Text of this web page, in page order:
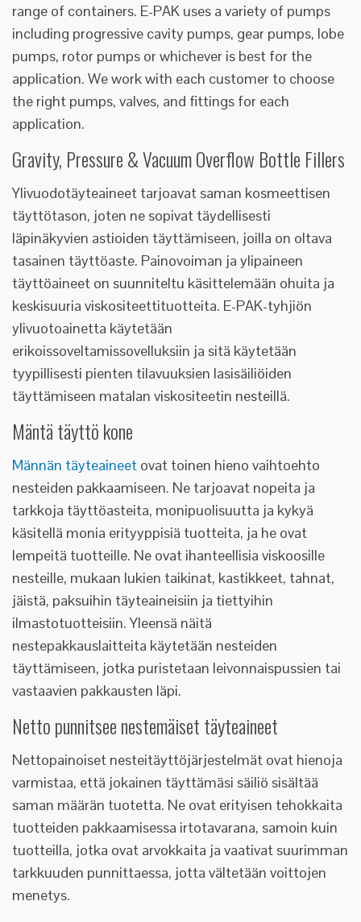
range of containers. E-PAK uses a variety of pumps
including progressive cavity pumps, gear pumps, lobe
pumps, rotor pumps or whichever is best for the
application. We work with each customer to choose
the right pumps, valves, and fittings for each
application.
Gravity, Pressure & Vacuum Overflow Bottle Fillers
Ylivuodotäyteaineet tarjoavat saman kosmeettisen
täyttötason, joten ne sopivat täydellisesti
läpinäkyvien astioiden täyttämiseen, joilla on oltava
tasainen täyttöaste. Painovoiman ja ylipaineen
täyttöaineet on suunniteltu käsittelemään ohuita ja
keskisuuria viskositeettituotteita. E-PAK-tyhjiön
ylivuotoainetta käytetään
erikoissoveltamissovelluksiin ja sitä käytetään
tyypillisesti pienten tilavuuksien lasisäiliöiden
täyttämiseen matalan viskositeetin nesteillä.
Mäntä täyttö kone
Männän täyteaineet ovat toinen hieno vaihtoehto
nesteiden pakkaamiseen. Ne tarjoavat nopeita ja
tarkkoja täyttöasteita, monipuolisuutta ja kykyä
käsitellä monia erityyppisiä tuotteita, ja he ovat
lempeitä tuotteille. Ne ovat ihanteellisia viskoosille
nesteille, mukaan lukien taikinat, kastikkeet, tahnat,
jäistä, paksuihin täyteaineisiin ja tiettyihin
ilmastotuotteisiin. Yleensä näitä
nestepakkauslaitteita käytetään nesteiden
täyttämiseen, jotka puristetaan leivonnaispussien tai
vastaavien pakkausten läpi.
Netto punnitsee nestemäiset täyteaineet
Nettopainoiset nesteitäyttöjärjestelmät ovat hienoja
varmistaa, että jokainen täyttämäsi säiliö sisältää
saman määrän tuotetta. Ne ovat erityisen tehokkaita
tuotteiden pakkaamisessa irtotavarana, samoin kuin
tuotteilla, jotka ovat arvokkaita ja vaativat suurimman
tarkkuuden punnittaessa, jotta vältetään voittojen
menetys.